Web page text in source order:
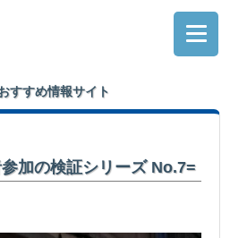
すすめ情報サイト
加の検証シリーズ No.7=